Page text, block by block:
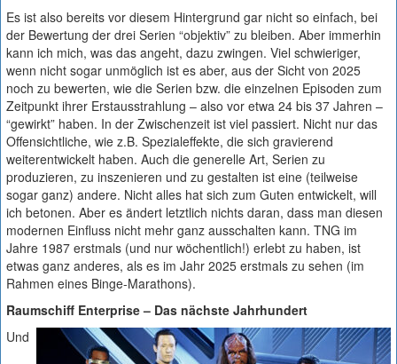
Es ist also bereits vor diesem Hintergrund gar nicht so einfach, bei
der Bewertung der drei Serien “objektiv” zu bleiben. Aber immerhin
kann ich mich, was das angeht, dazu zwingen. Viel schwieriger,
wenn nicht sogar unmöglich ist es aber, aus der Sicht von 2025
noch zu bewerten, wie die Serien bzw. die einzelnen Episoden zum
Zeitpunkt ihrer Erstausstrahlung – also vor etwa 24 bis 37 Jahren –
“gewirkt” haben. In der Zwischenzeit ist viel passiert. Nicht nur das
Offensichtliche, wie z.B. Spezialeffekte, die sich gravierend
weiterentwickelt haben. Auch die generelle Art, Serien zu
produzieren, zu inszenieren und zu gestalten ist eine (teilweise
sogar ganz) andere. Nicht alles hat sich zum Guten entwickelt, will
ich betonen. Aber es ändert letztlich nichts daran, dass man diesen
modernen Einfluss nicht mehr ganz ausschalten kann. TNG im
Jahre 1987 erstmals (und nur wöchentlich!) erlebt zu haben, ist
etwas ganz anderes, als es im Jahr 2025 erstmals zu sehen (im
Rahmen eines Binge-Marathons).
Raumschiff Enterprise – Das nächste Jahrhundert
Und